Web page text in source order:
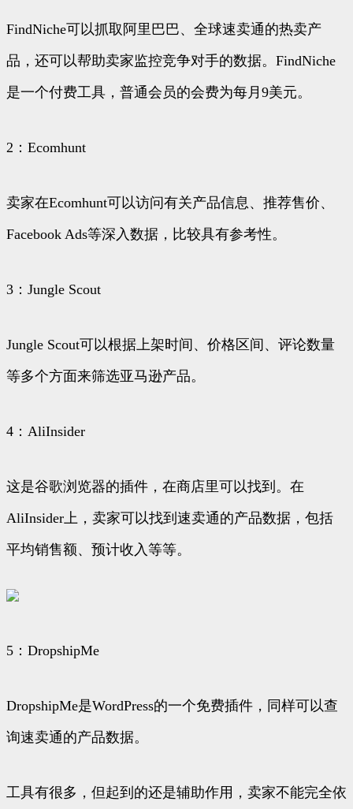
FindNiche可以抓取阿里巴巴、全球速卖通的热卖产
品，还可以帮助卖家监控竞争对手的数据。FindNiche
是一个付费工具，普通会员的会费为每月9美元。
2：Ecomhunt
卖家在Ecomhunt可以访问有关产品信息、推荐售价、
Facebook Ads等深入数据，比较具有参考性。
3：Jungle Scout
Jungle Scout可以根据上架时间、价格区间、评论数量
等多个方面来筛选亚马逊产品。
4：AliInsider
这是谷歌浏览器的插件，在商店里可以找到。在
AliInsider上，卖家可以找到速卖通的产品数据，包括
平均销售额、预计收入等等。
5：DropshipMe
DropshipMe是WordPress的一个免费插件，同样可以查
询速卖通的产品数据。
工具有很多，但起到的还是辅助作用，卖家不能完全依